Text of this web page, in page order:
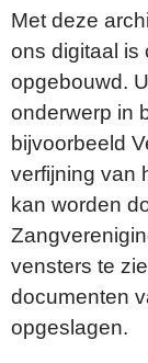
Met deze
ons digitaal is
opgebouwd.
onderwerp in
bijvoorbeeld
verfijning van
kan worden
vensters te
documenten
opgeslagen.